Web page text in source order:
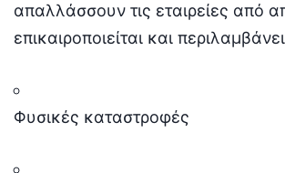
απαλλάσσουν τις εταιρείες από
επικαιροποιείται και
Φυσικές καταστροφές